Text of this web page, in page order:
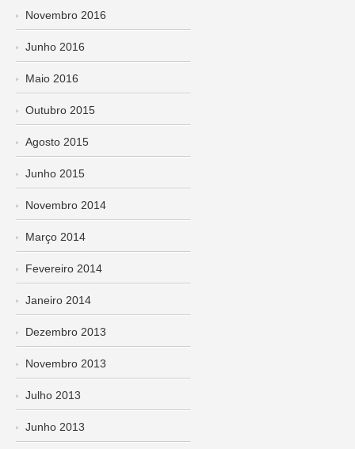
Novembro 2016
Junho 2016
Maio 2016
Outubro 2015
Agosto 2015
Junho 2015
Novembro 2014
Março 2014
Fevereiro 2014
Janeiro 2014
Dezembro 2013
Novembro 2013
Julho 2013
Junho 2013